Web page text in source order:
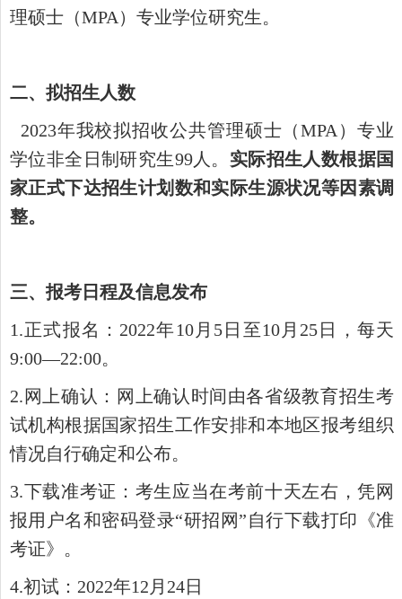
理硕士（MPA）专业学位研究生。
二、拟招生人数
2023年我校拟招收公共管理硕士（MPA ）专业
学位非全日制研究生99人。 实际招生人数根据国
家正式下达招生计划数和实际生源状况等因素调
整。
三、报考日程及信息发布
1.正式报名： 2022年10月 5日至10月 25日，每天
9:00—22:00。
2. 网上确认： 网上确认时间由各省级教育招生考
试机构根据国家招生工作安排和本地区报考组织
情况自行确定和公布。
3.下载准考证： 考生应当在考前十天左右，凭网
报用户名和密码登录“研招网”自行下载打印《准
考证》。
4.初试： 2022年12 月 24日